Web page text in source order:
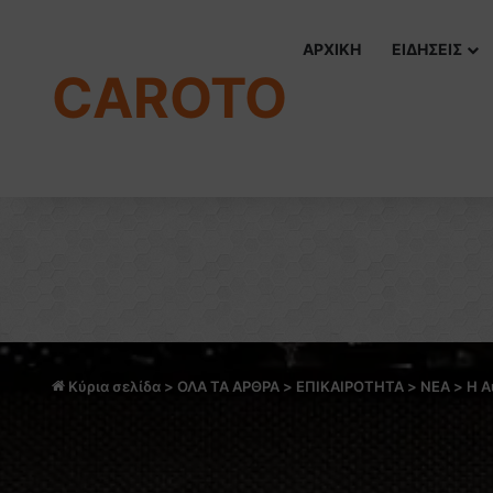
CAROTO
ΑΡΧΙΚΗ ΕΙΔΗΣΕΙΣ
Κύρια σελίδα > ΟΛΑ ΤΑ ΑΡΘΡΑ > ΕΠΙΚΑΙΡΟΤΗΤΑ > NEA > Η